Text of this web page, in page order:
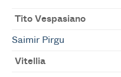
Tito Vespasiano
Saimir Pirgu
Vitellia